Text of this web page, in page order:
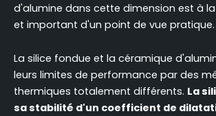
d'alumine dans cette dimension est à
et important d'un point de vue pratique.
La silice fondue et la céramique
leurs limites de performance par des
thermiques totalement différents. La
sa stabilité d'un coefficient de